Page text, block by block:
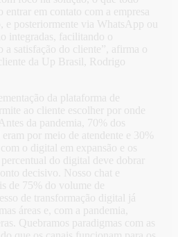
entrar em contato com a empresa
e posteriormente via WhatsApp ou
integradas, facilitando o
a satisfação do cliente”, afirma o
da Up Brasil, Rodrigo
da plataforma de
ao cliente escolher por onde
da pandemia, 70% dos
por meio de atendente e 30%
o digital em expansão e os
do digital deve dobrar
decisivo. Nosso chat e
de 75% do volume de
de transformação digital já
áreas e, com a pandemia,
Quebramos paradigmas com as